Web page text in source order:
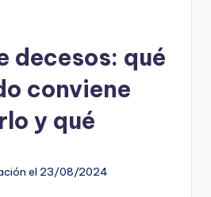
decesos: qué
conviene
y qué
el 23/08/2024